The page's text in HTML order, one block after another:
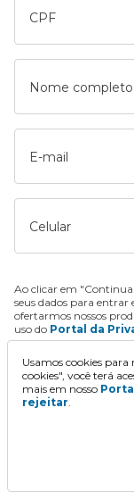
CPF
Nome completo
E-mail
Celular
Ao clicar em
seus dados para
ofertarmos nossos
uso do Portal da
Usamos cookies
cookies", você terá
mais em nosso
rejeitar.